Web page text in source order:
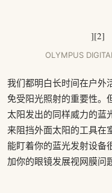
][2]
OLYMPUS
我们都明白长时间在户外
免受阳光照射的重要性。
太阳发出的同样威力的蓝
来阻挡外面太阳的工具在
能盯着你的蓝光发射设备
加你的眼镜发展视网膜问